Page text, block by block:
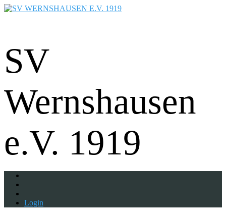
SV
Wernshausen
e.V. 1919
Login